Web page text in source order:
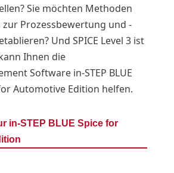
Sie möchten Methoden
zur Prozessbewertung und -
Und SPICE Level 3 ist
Ihnen die
Software in-STEP BLUE
Automotive Edition helfen.
in-STEP BLUE Spice for